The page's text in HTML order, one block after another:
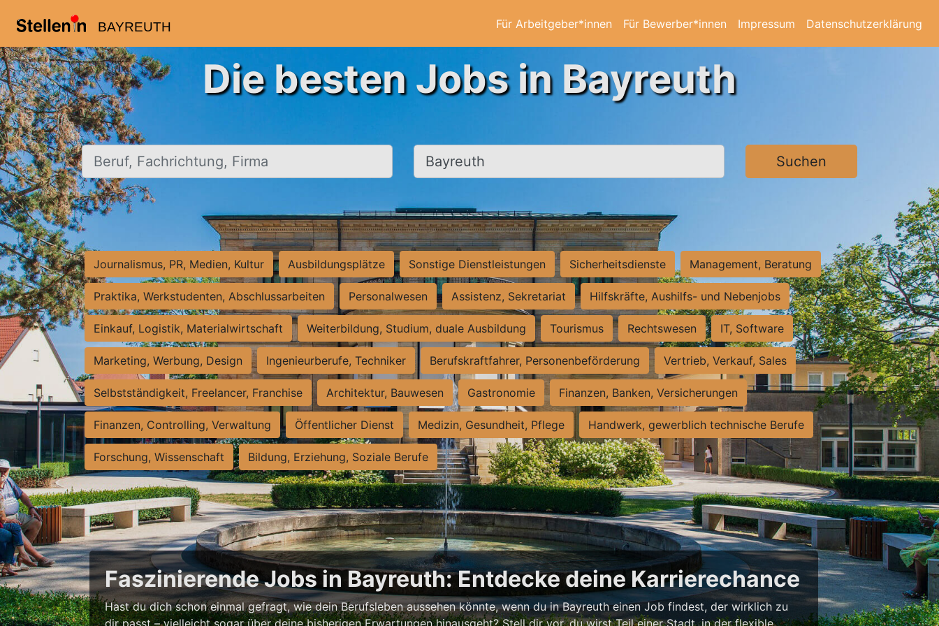
BAYREUTH Für Arbeitgeber*innen Für Bewerber*innen Impressum Datenschutzerklärung
Die besten Jobs in Bayreuth
Beruf, Fachrichtung, Firma Ort, Stadt Suchen
Journalismus, PR, Medien, Kultur Ausbildungsplätze Sonstige Dienstleistungen Sicherheitsdienste Management, Beratung
Praktika, Werkstudenten, Abschlussarbeiten Personalwesen Assistenz, Sekretariat Hilfskräfte, Aushilfs- und Nebenjobs
Einkauf, Logistik, Materialwirtschaft Weiterbildung, Studium, duale Ausbildung Tourismus Rechtswesen IT, Software
Marketing, Werbung, Design Ingenieurberufe, Techniker Berufskraftfahrer, Personenbeförderung Vertrieb, Verkauf, Sales
Selbstständigkeit, Freelancer, Franchise Architektur, Bauwesen Gastronomie Finanzen, Banken, Versicherungen
Finanzen, Controlling, Verwaltung Öffentlicher Dienst Medizin, Gesundheit, Pflege Handwerk, gewerblich technische Berufe
Forschung, Wissenschaft Bildung, Erziehung, Soziale Berufe
Faszinierende Jobs in Bayreuth: Entdecke deine Karrierechance
Hast du dich schon einmal gefragt, wie dein Berufsleben aussehen könnte, wenn du in Bayreuth einen Job findest, der wirklich zu